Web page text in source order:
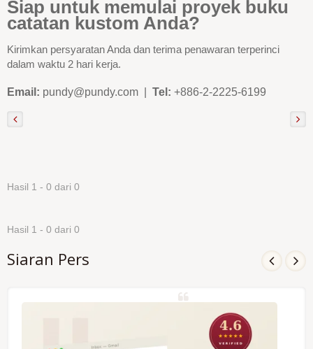
Siap untuk memulai proyek buku
catatan kustom Anda?
Kirimkan persyaratan Anda dan terima penawaran terperinci
dalam waktu 2 hari kerja.
Email: pundy@pundy.com | Tel: +886-2-2225-6199
Hasil 1 - 0 dari 0
Hasil 1 - 0 dari 0
Siaran Pers